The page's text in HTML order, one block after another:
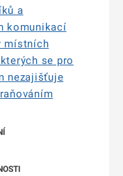
a
komunikací
místních
se pro
nezajišťuje